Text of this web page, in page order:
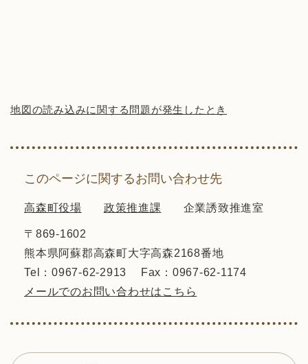
地図の読み込みに関する問題が発生したとき
このページに関するお問い合わせ先
高森町役場 政策推進課 企業誘致推進室
〒869-1602
熊本県阿蘇郡高森町大字高森2168番地
Tel：0967-62-2913
Fax：0967-62-1174
メールでのお問い合わせはこちら